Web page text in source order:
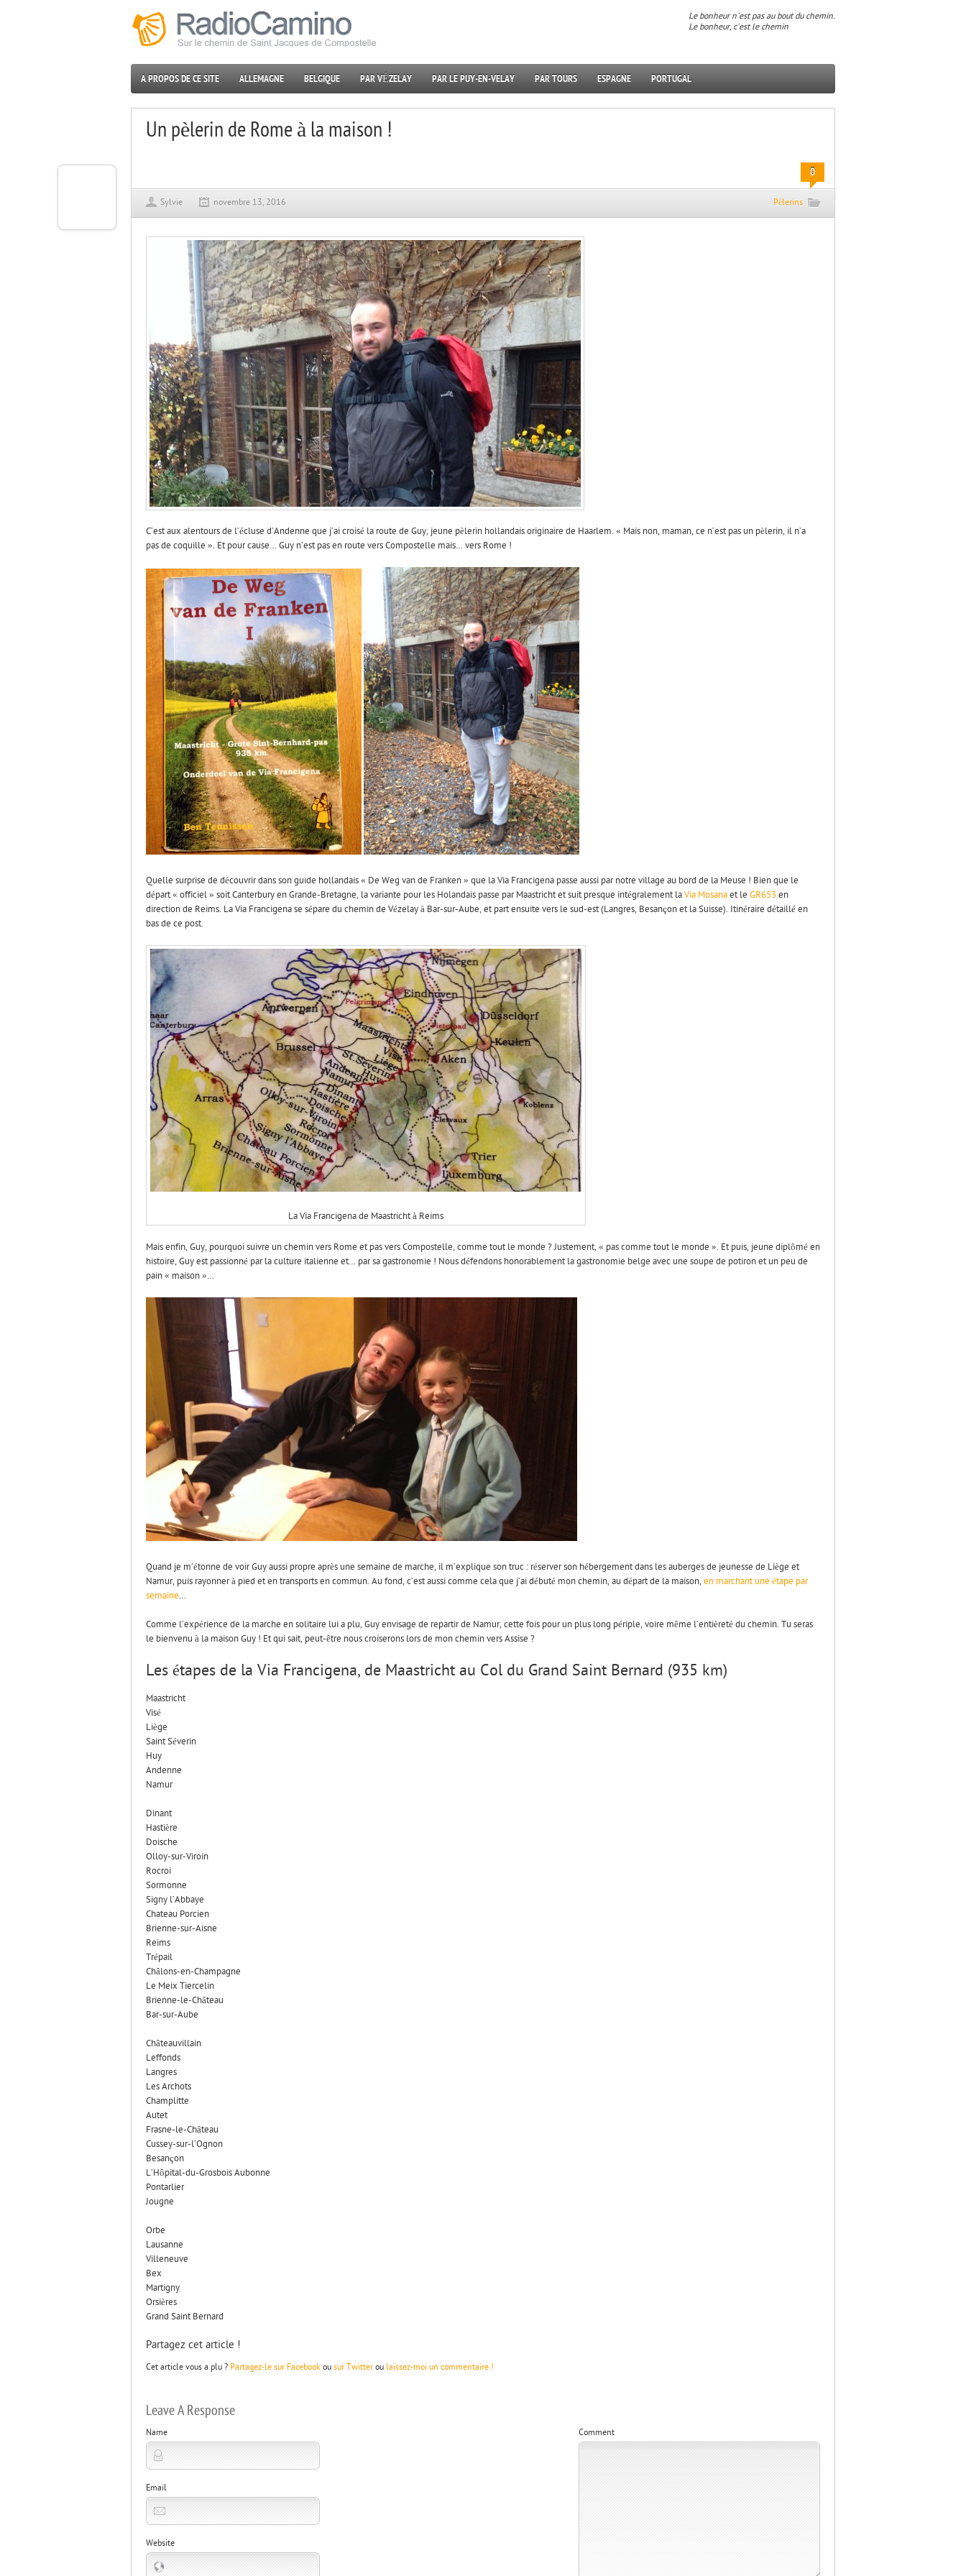
Le bonheur n'est pas au bout du chemin.
Le bonheur, c'est le chemin
A PROPOS DE CE SITE ALLEMAGNE BELGIQUE PAR VÉZELAY PAR LE PUY-EN-VELAY PAR TOURS ESPAGNE PORTUGAL
Un pèlerin de Rome à la maison !
0
Sylvie novembre 13, 2016 Pèlerins
C’est aux alentours de l’écluse d’Andenne que j’ai croisé la route de Guy, jeune pèlerin hollandais originaire de Haarlem. « Mais non, maman, ce n’est pas un pèlerin, il n’a
pas de coquille ». Et pour cause… Guy n’est pas en route vers Compostelle mais… vers Rome !
Quelle surprise de découvrir dans son guide hollandais « De Weg van de Franken » que la Via Francigena passe aussi par notre village au bord de la Meuse ! Bien que le
départ « officiel » soit Canterbury en Grande-Bretagne, la variante pour les Holandais passe par Maastricht et suit presque intégralement laVia Mosanaet le GR653 en
direction de Reims. La Via Francigena se sépare du chemin de Vézelay à Bar-sur-Aube, et part ensuite vers le sud-est (Langres, Besançon et la Suisse). Itinéraire détaillé en
bas de ce post.
La Via Francigena de Maastricht à Reims
Mais enfin, Guy, pourquoi suivre un chemin vers Rome et pas vers Compostelle, comme tout le monde ? Justement, « pas comme tout le monde ». Et puis, jeune diplômé en
histoire, Guy est passionné par la culture italienne et… par sa gastronomie ! Nous défendons honorablement la gastronomie belge avec une soupe de potiron et un peu de
pain « maison »…
Quand je m’étonne de voir Guy aussi propre après une semaine de marche, il m’explique son truc : réserver son hébergement dans les auberges de jeunesse de Liège et
Namur, puis rayonner à pied et en transports en commun. Au fond, c’est aussi comme cela que j’ai débuté mon chemin, au départ de la maison,en marchant une étape par
semaine…
Comme l’expérience de la marche en solitaire lui a plu, Guy envisage de repartir de Namur, cette fois pour un plus long périple, voire même l’entièreté du chemin. Tu seras
le bienvenu à la maison Guy ! Et qui sait, peut-être nous croiserons lors de mon chemin vers Assise ?
Les étapes de la Via Francigena, de Maastricht au Col du Grand Saint Bernard (935 km)
Maastricht
Visé
Liège
Saint Séverin
Huy
Andenne
Namur
Dinant
Hastière
Doische
Olloy-sur-Viroin
Rocroi
Sormonne
Signy l’Abbaye
Chateau Porcien
Brienne-sur-Aisne
Reims
Trépail
Châlons-en-Champagne
Le Meix Tiercelin
Brienne-le-Château
Bar-sur-Aube
Châteauvillain
Leffonds
Langres
Les Archots
Champlitte
Autet
Frasne-le-Château
Cussey-sur-l’Ognon
Besançon
L’Hôpital-du-Grosbois Aubonne
Pontarlier
Jougne
Orbe
Lausanne
Villeneuve
Bex
Martigny
Orsières
Grand Saint Bernard
Partagez cet article !
Cet article vous a plu ? Partagez-le sur Facebook ou sur Twitter ou laissez-moi un commentaire !
Leave A Response
Name
Email
Website
Comment